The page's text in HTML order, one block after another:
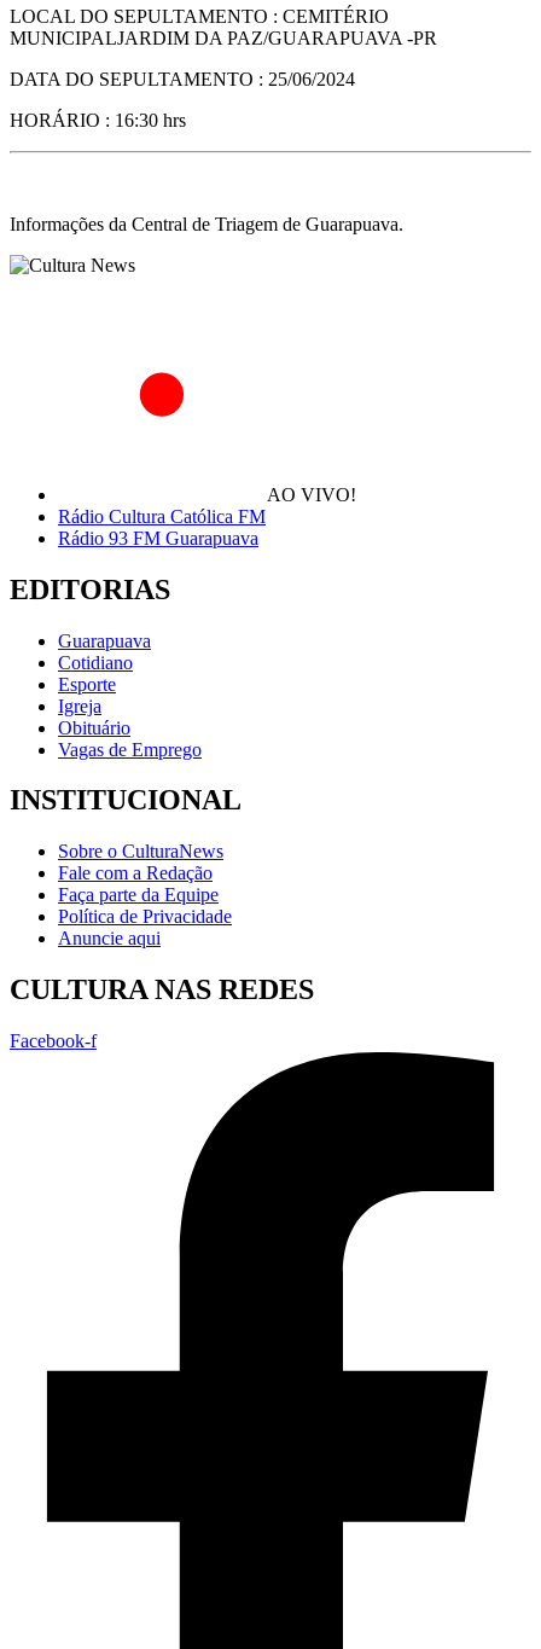
LOCAL DO SEPULTAMENTO : CEMITÉRIO
MUNICIPALJARDIM DA PAZ/GUARAPUAVA -PR
DATA DO SEPULTAMENTO : 25/06/2024
HORÁRIO : 16:30 hrs
Informações da Central de Triagem de Guarapuava.
AO VIVO!
Rádio Cultura Católica FM
Rádio 93 FM Guarapuava
EDITORIAS
Guarapuava
Cotidiano
Esporte
Igreja
Obituário
Vagas de Emprego
INSTITUCIONAL
Sobre o CulturaNews
Fale com a Redação
Faça parte da Equipe
Política de Privacidade
Anuncie aqui
CULTURA NAS REDES
Facebook-f